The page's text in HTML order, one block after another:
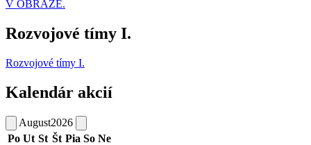
V OBRAZE.
Rozvojové tímy I.
Rozvojové tímy I.
Kalendár akcií
August2026
Po Ut St Št Pia So Ne